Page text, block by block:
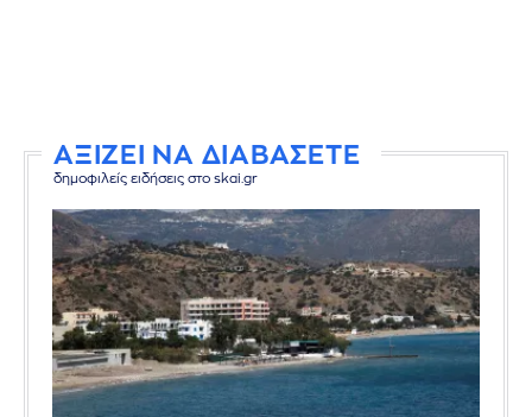
ΑΞΙΖΕΙ ΝΑ ΔΙΑΒΑΣΕΤΕ
δημοφιλείς ειδήσεις στο skai.gr